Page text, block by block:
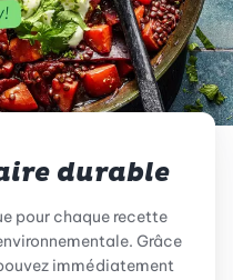
durable
pour chaque recette
Grâce
immédiatement